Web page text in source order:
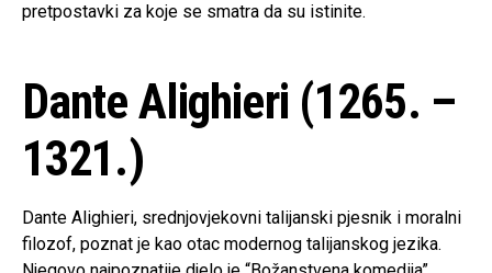
pretpostavki za koje se smatra da su istinite.
Dante Alighieri (1265. –
1321.)
Dante Alighieri, srednjovjekovni talijanski pjesnik i moralni
filozof, poznat je kao otac modernog talijanskog jezika.